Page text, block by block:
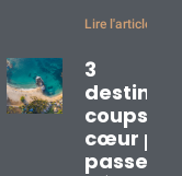
Lire l'article »
3
coups de
cœur
passer